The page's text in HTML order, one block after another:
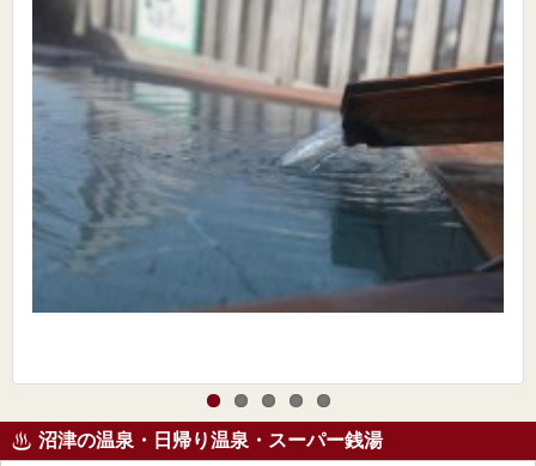
沼津の温泉・日帰り温泉・スーパー銭湯